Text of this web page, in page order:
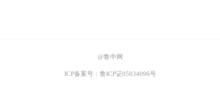
@鲁中网
ICP备案号：鲁ICP证05034096号